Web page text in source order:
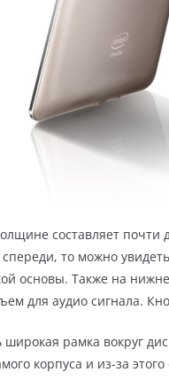
составляет
то можно
основы. Также на
для аудио сигнала.
широкая рамка вокруг
корпуса и из-за